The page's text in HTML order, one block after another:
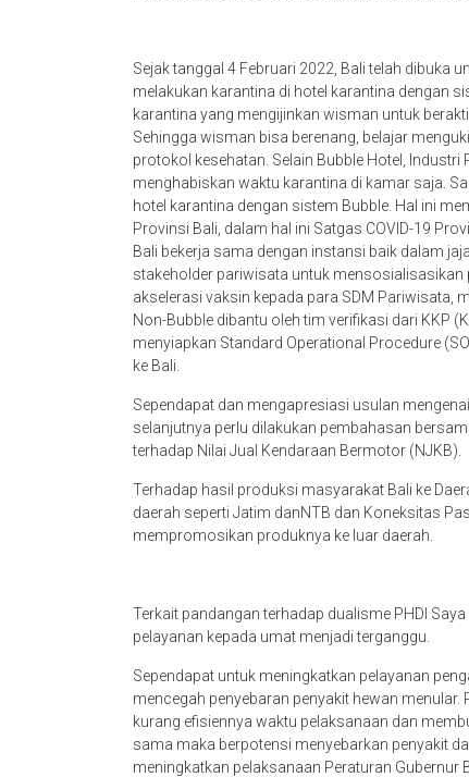
Sejak tanggal 4 Februari 2022, Bali telah dibuka
melakukan karantina di hotel karantina dengan
karantina yang mengijinkan wisman untuk
Sehingga wisman bisa berenang, belajar
protokol kesehatan. Selain Bubble Hotel,
menghabiskan waktu karantina di kamar saja.
hotel karantina dengan sistem Bubble. Hal ini
Provinsi Bali, dalam hal ini Satgas COVID-19
Bali bekerja sama dengan instansi baik dalam
stakeholder pariwisata untuk
akselerasi vaksin kepada para SDM Pariwisata,
Non-Bubble dibantu oleh tim verifikasi dari KKP
menyiapkan Standard Operational Procedure
ke Bali.
Sependapat dan mengapresiasi usulan
selanjutnya perlu dilakukan pembahasan
terhadap Nilai Jual Kendaraan Bermotor (NJKB).
Terhadap hasil produksi masyarakat Bali ke
daerah seperti Jatim danNTB dan Koneksitas
mempromosikan produknya ke luar daerah.
Terkait pandangan terhadap dualisme PHDI
pelayanan kepada umat menjadi terganggu.
Sependapat untuk meningkatkan pelayanan
mencegah penyebaran penyakit hewan
kurang efisiennya waktu pelaksanaan dan
sama maka berpotensi menyebarkan penyakit
meningkatkan pelaksanaan Peraturan